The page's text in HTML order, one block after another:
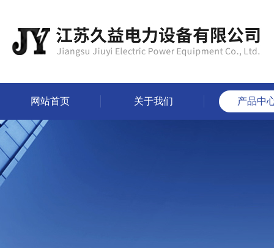
网站首页 关于我们 产品中